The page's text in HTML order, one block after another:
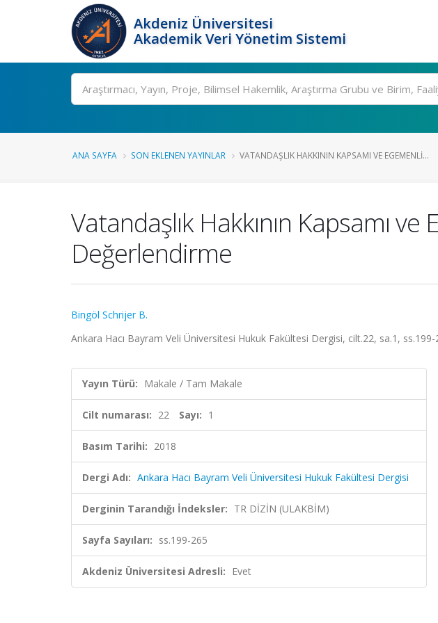
Akdeniz Üniversitesi
Akademik Veri Yönetim Sistemi
Ara
ANA SAYFA SON EKLENEN YAYINLAR VATANDAŞLIK HAKKININ KAPSAMI VE EGEMENLI...
Vatandaşlık Hakkının Kapsamı
Değerlendirme
Bingöl Schrijer B.
Ankara Hacı Bayram Veli Üniversitesi Hukuk Fakültesi Dergisi, cilt.22, sa.1,
Yayın Türü: Makale / Tam Makale
Cilt numarası: 22 Sayı: 1
Basım Tarihi: 2018
Dergi Adı: Ankara Hacı Bayram Veli Üniversitesi Hukuk Fakültesi Dergisi
Derginin Tarandığı İndeksler: TR DİZİN (ULAKBİM)
Sayfa Sayıları: ss.199-265
Akdeniz Üniversitesi Adresli: Evet